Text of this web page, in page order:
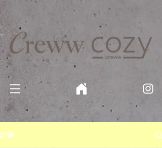
京都・四条 烏丸の美容室・美容院【Creww KYOTO (クルー)】【cozy creww(コージークルー)】 京都市 ヘ
記事